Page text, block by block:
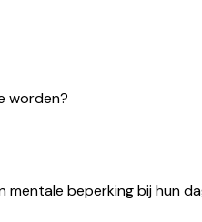
worden?
beperking bij hun